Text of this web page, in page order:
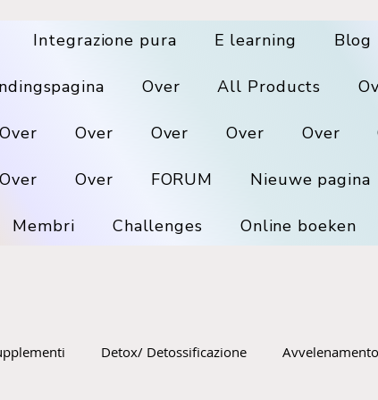
Integrazione pura E learning Blog
Over All Products
Over Over Over Over Over
Over Over FORUM Nieuwe pagina
Membri Challenges Online boeken
Detox/ Detossificazione Avvelenamento